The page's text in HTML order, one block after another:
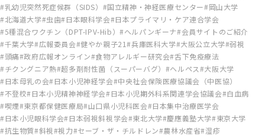
乳幼児突然死症候群（SIDS）
国立精神・神経医療センター 岡山大学
北海道大学 虫歯 日本眼科学会 日本プライマリ・ケア連合学会
5種混合ワクチン（DPT-IPV-Hib） ヘルパンギーナ 会員サイトのご紹介
千葉大学 広報委員会 健やか親子21 兵庫医科大学 大阪公立大学 弱視
頭痛 政府広報オンライン 食物アレルギー研究会 舌下免疫療法
チクングニア熱 超多剤耐性菌（スーパーバグ） ヘルペス
大阪大学
日本母乳の会 日本小児神経学会 中央社会保険医療協議会（中医協）
不登校 日本小児精神神経学会 日本小児期外科系関連学会協議会 白血病
喫煙 東京都保健医療局 山口県小児科医会 日本集中治療医学会
日本小児眼科学会 日本弱視斜視学会 東北大学 慶應義塾大学 東京大学
抗生物質 斜視 視力 セーブ・ザ・チルドレン 農林水産省 湿疹